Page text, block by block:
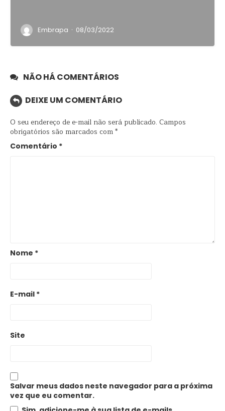
Embrapa · 08/03/2022
NÃO HÁ COMENTÁRIOS
DEIXE UM COMENTÁRIO
O seu endereço de e-mail não será publicado. Campos
obrigatórios são marcados com*
Comentário *
Nome *
E-mail *
Site
Salvar meus dados neste navegador para a próxima
vez que eu comentar.